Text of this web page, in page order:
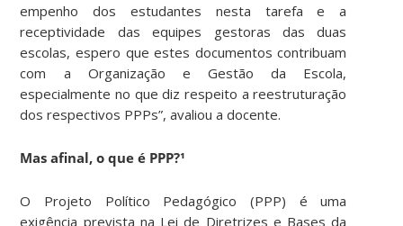
empenho dos estudantes nesta tarefa e a
receptividade das equipes gestoras das duas
escolas, espero que estes documentos contribuam
com a Organização e Gestão da Escola,
especialmente no que diz respeito a reestruturação
dos respectivos PPPs”, avaliou a docente.
Mas afinal, o que é PPP?¹
O Projeto Político Pedagógico (PPP) é uma
exigência prevista na Lei de Diretrizes e Bases da